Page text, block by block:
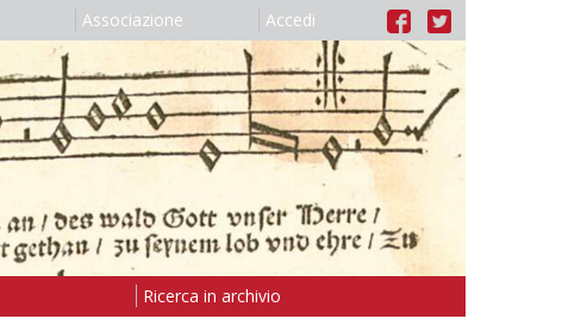
Associazione Accedi
Ricerca in archivio